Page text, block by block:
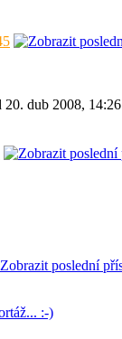
20. dub 2008, 14:26
:-)